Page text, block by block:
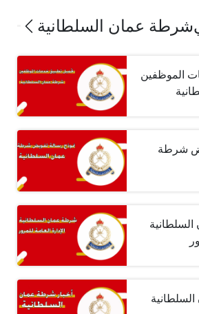
شرطة عمان السلطانية
الموظفين
شرطة